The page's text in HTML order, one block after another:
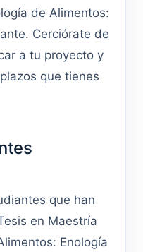
de Alimentos:
Cerciórate de
a tu proyecto y
que tienes
que han
en Maestría
Enología